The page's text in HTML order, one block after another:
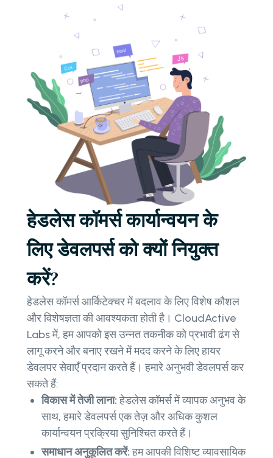
हेडलेस कॉमर्स कार्यान्वयन के
लिए डेवलपर्स को क्यों नियुक्त
करें?
हेडलेस कॉमर्स आर्किटेक्चर में बदलाव के लिए विशेष कौशल
और विशेषज्ञता की आवश्यकता होती है। CloudActive
Labs में, हम आपको इस उन्नत तकनीक को प्रभावी ढंग से
लागू करने और बनाए रखने में मदद करने के लिए हायर
डेवलपर सेवाएँ प्रदान करते हैं। हमारे अनुभवी डेवलपर्स कर
सकते हैं:
विकास में तेजी लाना:हेडलेस कॉमर्स में व्यापक अनुभव के
साथ, हमारे डेवलपर्स एक तेज़ और अधिक कुशल
कार्यान्वयन प्रक्रिया सुनिश्चित करते हैं।
समाधान अनुकूलित करें:हम आपकी विशिष्ट व्यावसायिक